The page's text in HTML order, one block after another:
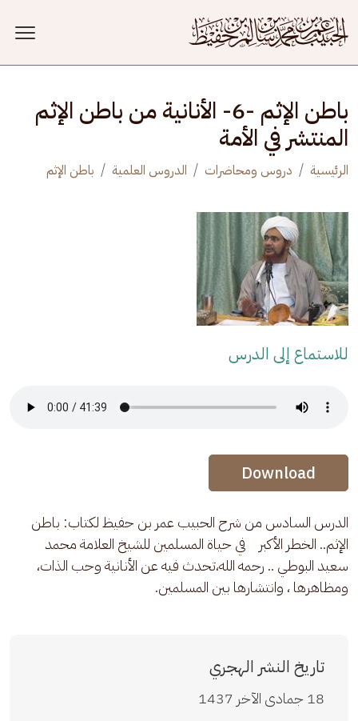
باطن الإثم -6- الأنانية من باطن الإثم
المنتشر في الأمة
الرئيسية دروس ومحاضرات الدروس العلمية باطن الإثم
للاستماع إلى الدرس
Audio Stream
Audio Stream
Download
الدرس السادس من شرح الحبيب عمر بن حفيظ لكتاب: باطن
الإثم.. الخطر الأكبر    في حياة المسلمين للشيخ العلامة محمد
سعيد البوطي .. رحمه الله،تحدث فيه عن الأنانية وحب الذات،
ومظاهرها ، وانتشارها بين المسلمين.
تاريخ النشر الهجري
18 جمادى الآخر 1437